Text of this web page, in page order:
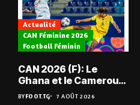
Actualité
CAN Féminine 2026
Football Féminin
CAN 2026 (F): Le
Ghana et le Cameroun
en quarts
BYFOOT.TG 7 AOÛT 2026